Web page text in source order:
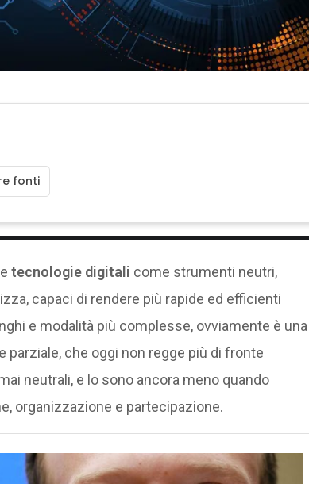
fonti
tecnologie digitali come strumenti neutri,
capaci di rendere più rapide ed efficienti
e modalità più complesse, ovviamente è una
che oggi non regge più di fronte
neutrali, e lo sono ancora meno quando
organizzazione e partecipazione.